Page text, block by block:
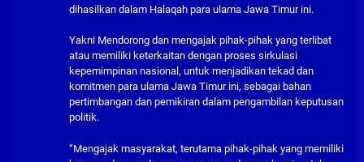
dihasilkan dalam Halaqah para ulama Jawa Timur ini.
Yakni Mendorong dan mengajak pihak-pihak yang terlibat
atau memiliki keterkaitan dengan proses sirkulasi
kepemimpinan nasional, untuk menjadikan tekad dan
komitmen para ulama Jawa Timur ini, sebagai bahan
pertimbangan dan pemikiran dalam pengambilan keputusan
politik.
“Mengajak masyarakat, terutama pihak-pihak yang memiliki